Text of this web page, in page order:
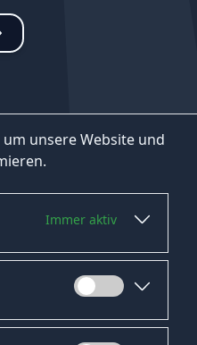
unsere Website und
Immer aktiv